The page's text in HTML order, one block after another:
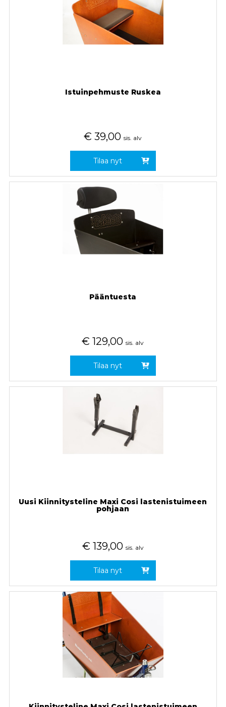
Istuinpehmuste Ruskea
€ 39,00 sis. alv
Tilaa nyt
Pääntuesta
€ 129,00 sis. alv
Tilaa nyt
Uusi Kiinnitysteline Maxi Cosi lastenistuimeen
pohjaan
€ 139,00 sis. alv
Tilaa nyt